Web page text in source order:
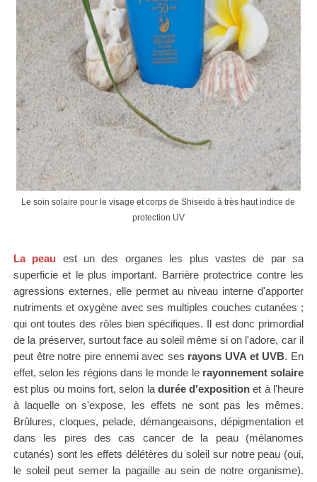
Le soin solaire pour le visage et corps de Shiseido à très haut indice de
protection UV
La peau est un des organes les plus vastes de par sa
superficie et le plus important. Barrière protectrice contre les
agressions externes, elle permet au niveau interne d'apporter
nutriments et oxygène avec ses multiples couches cutanées ;
qui ont toutes des rôles bien spécifiques. Il est donc primordial
de la préserver, surtout face au soleil même si on l'adore, car il
peut être notre pire ennemi avec ses rayons UVA et UVB. En
effet, selon les régions dans le monde le rayonnement solaire
est plus ou moins fort, selon la durée d'exposition et à l'heure
à laquelle on s'expose, les effets ne sont pas les mêmes.
Brûlures, cloques, pelade, démangeaisons, dépigmentation et
dans les pires des cas cancer de la peau (mélanomes
cutanés) sont les effets délétères du soleil sur notre peau (oui,
le soleil peut semer la pagaille au sein de notre organisme).